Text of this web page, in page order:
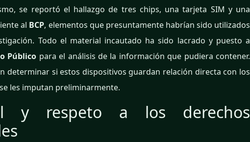
se reportó el hallazgo de tres chips, una tarjeta SIM y una
al BCP, elementos que presuntamente habrían sido utilizados
Todo el material incautado ha sido lacrado y puesto a
Público para el análisis de la información que pudiera contener.
determinar si estos dispositivos guardan relación directa con los
les imputan preliminarmente.
y respeto a los derechos